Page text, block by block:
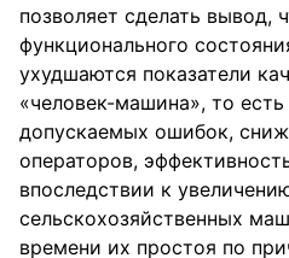
позволяет сделать вывод,
функционального
ухудшаются показатели
«человек-машина», то
допускаемых ошибок,
операторов,
впоследствии к
сельскохозяйственных
времени их простоя по